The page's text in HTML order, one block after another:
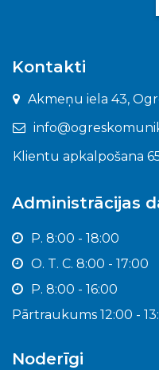
Kontakti
Akmeņu iela 43,
Klientu apkalpošana
Administrācijas
P. 8:00 - 18:00
O. T. C. 8:00 - 17:00
P. 8:00 - 16:00
Pārtraukums 12:00 -
Noderīgi